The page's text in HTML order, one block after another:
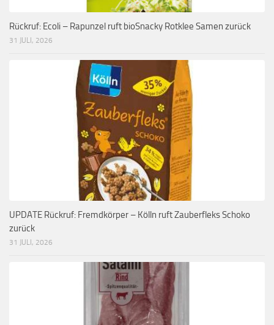
Rückruf: Ecoli – Rapunzel ruft bioSnacky Rotklee Samen zurück
31 JULI, 2026
UPDATE Rückruf: Fremdkörper – Kölln ruft Zauberfleks Schoko
zurück
31 JULI, 2026